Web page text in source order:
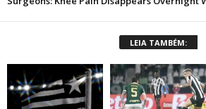
LEIA TAMBÉM: